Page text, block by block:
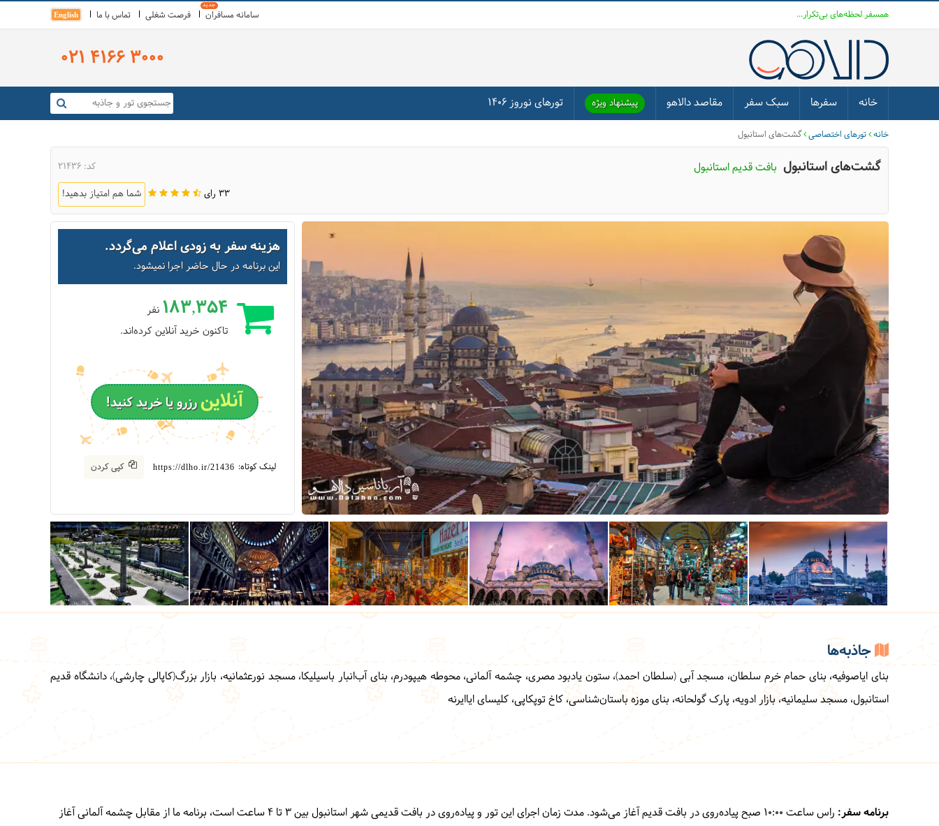
همسفر لحظه‌های بی‌تکرار... سامانه مسافران فرصت شغلی تماس با ما English
021 4166 3000
خانه سفرها سبک سفر مقاصد دالاهو پیشنهاد ویژه تورهای نوروز ۱۴۰۶
خانه تورهای اختصاصی گشت‌های استانبول
گشت‌های استانبول بافت قدیم استانبول
کد: 21436
33 رای
شما هم امتیاز بدهید!
هزینه سفر به زودی اعلام می‌گردد.
این برنامه در حال حاضر اجرا نمیشود.
183,354 نفر
تاکنون خرید آنلاین کرده‌اند.
آنلاینرزرو یا خرید کنید!
لینک کوتاه: https://dlho.ir/21436 کپی کردن
جاذبه‌ها
بنای ایاصوفیه، بنای حمام خرم سلطان، مسجد آبی (سلطان احمد)، ستون یادبود مصری، چشمه آلمانی، محوطه هیپودرم، بنای آب‌انبار باسیلیکا، مسجد نورعثمانیه، بازار بزرگ(کاپالی چارشی)، دانشگاه قدیم
استانبول، مسجد سلیمانیه، بازار ادویه، پارک گولحانه، بنای موزه باستان‌شناسی، کاخ توپکاپی، کلیسای ایاایرنه
برنامه سفر:
راس ساعت 10:00 صبح پیاده‌روی در بافت قدیم آغاز می‌شود. مدت زمان اجرای این تور و پیاده‌روی در بافت قدیمی شهر استانبول بین 3 تا 4 ساعت است، برنامه ما از مقابل چشمه آلمانی آغاز